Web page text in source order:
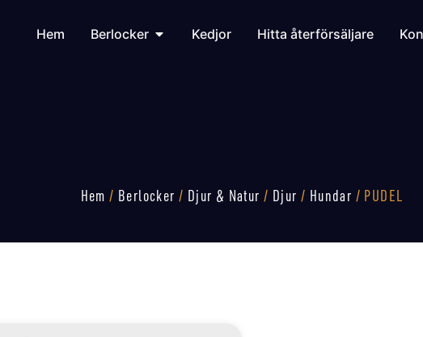
Hem Berlocker Kedjor Hitta återförsäljare
Hem / Berlocker / Djur & Natur / Djur / Hundar / PUDEL